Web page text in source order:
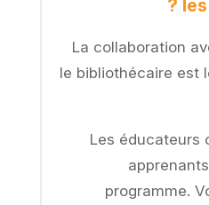
les
La collaboration
le bibliothécaire est
Les éducateurs
programme.